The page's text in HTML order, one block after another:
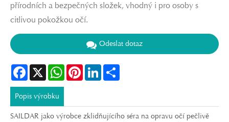
přírodních a bezpečných složek, vhodný i pro osoby s
citlivou pokožkou očí.
Odeslat dotaz
Facebook
X WhatsAppPinterestLinkedIn
Popis výrobku
SAILDAR jako výrobce zklidňujícího séra na opravu očí pečlivě